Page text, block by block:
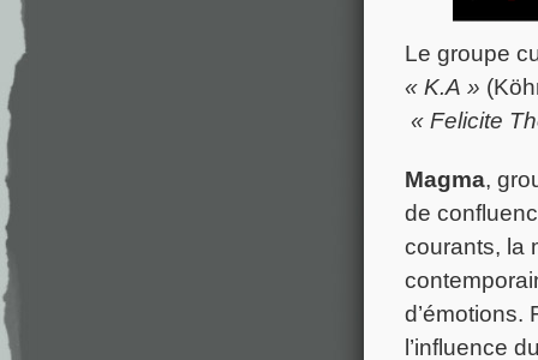
Le groupe
« K.A »
« Felicite
Magma,
de
courants, la
l’influence